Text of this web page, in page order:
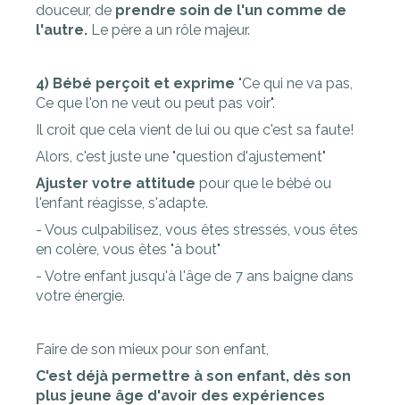
douceur, de prendre soin de l'un comme de
l'autre. Le père a un rôle majeur.
4) Bébé perçoit et exprime "Ce qui ne va pas,
Ce que l'on ne veut ou peut pas voir".
Il croit que cela vient de lui ou que c'est sa faute!
Alors, c'est juste une "question d'ajustement"
Ajuster votre attitude pour que le bébé ou
l'enfant réagisse, s'adapte.
- Vous culpabilisez, vous êtes stressés, vous êtes
en colère, vous êtes "à bout"
- Votre enfant jusqu'à l'âge de 7 ans baigne dans
votre énergie.
Faire de son mieux pour son enfant,
C'est déjà permettre à son enfant, dès son
plus jeune âge d'avoir des expériences